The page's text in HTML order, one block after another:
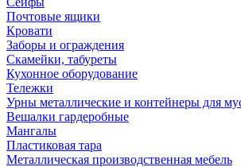
Почтовые ящики
Кровати
Заборы и ограждения
Скамейки, табуреты
Кухонное оборудование
Тележки
Урны металлические и контейнеры для
Вешалки гардеробные
Мангалы
Пластиковая тара
Металлическая производственная мебель